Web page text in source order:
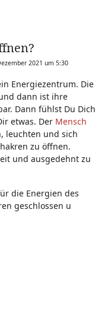
2021 um 5:30
Energiezentrum. Die
dann ist ihre
Dann fühlst Du Dich
etwas. Der Mensch
leuchten und sich
zu öffnen.
und ausgedehnt zu
die Energien des
geschlossen u